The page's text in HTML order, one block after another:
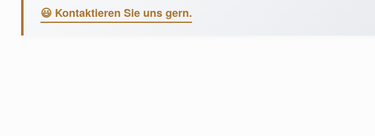
😃 Kontaktieren Sie uns gern.